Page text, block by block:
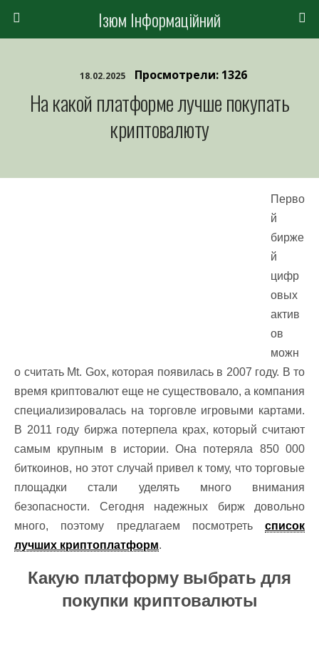
Ізюм Інформаційний
18.02.2025 Просмотрели: 1326
На какой платформе лучше покупать
криптовалюту
Перво
й
бирже
й
цифр
овых
актив
ов
можн
о считать Mt. Gox, которая появилась в 2007 году. В то
время криптовалют еще не существовало, а компания
специализировалась на торговле игровыми картами.
В 2011 году биржа потерпела крах, который считают
самым крупным в истории. Она потеряла 850 000
биткоинов, но этот случай привел к тому, что торговые
площадки стали уделять много внимания
безопасности. Сегодня надежных бирж довольно
много, поэтому предлагаем посмотреть список
лучших криптоплатформ.
Какую платформу выбрать для
покупки криптовалюты